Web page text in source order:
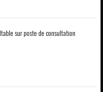
sur poste de consultation